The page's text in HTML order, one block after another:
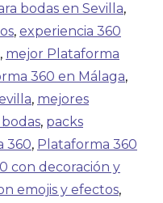
bodas en Sevilla,
, experiencia 360
, mejor Plataforma
360 en Málaga,
, mejores
, packs
360, Plataforma 360
con decoración y
emojis y efectos,